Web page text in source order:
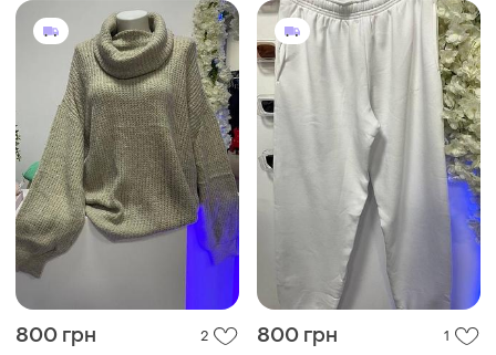
800 грн 2 800 грн 1